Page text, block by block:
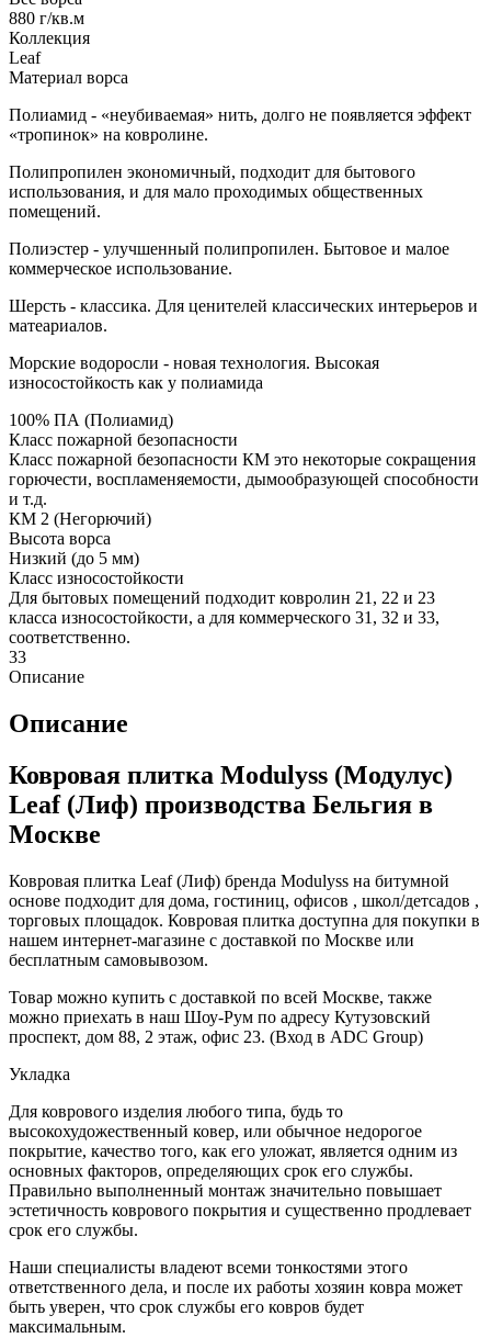
880 г/кв.м
Коллекция
Leaf
Материал ворса
Полиамид - «неубиваемая» нить, долго не появляется эффект
«тропинок» на ковролине.
Полипропилен экономичный, подходит для бытового
использования, и для мало проходимых общественных
помещений.
Полиэстер - улучшенный полипропилен. Бытовое и малое
коммерческое использование.
Шерсть - классика. Для ценителей классических интерьеров и
матеариалов.
Морские водоросли - новая технология. Высокая
износостойкость как у полиамида
100% ПА (Полиамид)
Класс пожарной безопасности
Класс пожарной безопасности КМ это некоторые сокращения
горючести, воспламеняемости, дымообразующей способности
и т.д.
КМ 2 (Негорючий)
Высота ворса
Низкий (до 5 мм)
Класс износостойкости
Для бытовых помещений подходит ковролин 21, 22 и 23
класса износостойкости, а для коммерческого 31, 32 и 33,
соответственно.
33
Описание
Описание
Ковровая плитка Modulyss (Модулус)
Leaf (Лиф) производства Бельгия в
Москве
Ковровая плитка Leaf (Лиф) бренда Modulyss на битумной
основе подходит для дома, гостиниц, офисов , школ/детсадов ,
торговых площадок. Ковровая плитка доступна для покупки в
нашем интернет-магазине с доставкой по Москве или
бесплатным самовывозом.
Товар можно купить с доставкой по всей Москве, также
можно приехать в наш Шоу-Рум по адресу Кутузовский
проспект, дом 88, 2 этаж, офис 23. (Вход в ADC Group)
Укладка
Для коврового изделия любого типа, будь то
высокохудожественный ковер, или обычное недорогое
покрытие, качество того, как его уложат, является одним из
основных факторов, определяющих срок его службы.
Правильно выполненный монтаж значительно повышает
эстетичность коврового покрытия и существенно продлевает
срок его службы.
Наши специалисты владеют всеми тонкостями этого
ответственного дела, и после их работы хозяин ковра может
быть уверен, что срок службы его ковров будет
максимальным.